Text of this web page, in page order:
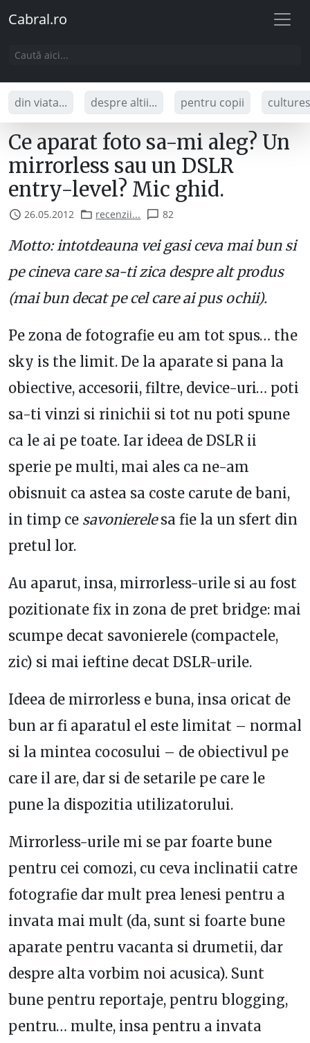
Cabral.ro
din viata... despre altii... pentru copii
Ce aparat foto sa-mi aleg? Un
mirrorless sau un DSLR
entry-level? Mic ghid.
26.05.2012 recenzii... 82
Motto: intotdeauna vei gasi ceva mai bun si
pe cineva care sa-ti zica despre alt produs
(mai bun decat pe cel care ai pus ochii).
Pe zona de fotografie eu am tot spus… the
sky is the limit. De la aparate si pana la
obiective, accesorii, filtre, device-uri… poti
sa-ti vinzi si rinichii si tot nu poti spune
ca le ai pe toate. Iar ideea de DSLR ii
sperie pe multi, mai ales ca ne-am
obisnuit ca astea sa coste carute de bani,
in timp ce savonierelesa fie la un sfert din
pretul lor.
Au aparut, insa, mirrorless-urile si au fost
pozitionate fix in zona de pret bridge: mai
scumpe decat savonierele (compactele,
zic) si mai ieftine decat DSLR-urile.
Ideea de mirrorless e buna, insa oricat de
bun ar fi aparatul el este limitat – normal
si la mintea cocosului – de obiectivul pe
care il are, dar si de setarile pe care le
pune la dispozitia utilizatorului.
Mirrorless-urile mi se par foarte bune
pentru cei comozi, cu ceva inclinatii catre
fotografie dar mult prea lenesi pentru a
invata mai mult (da, sunt si foarte bune
aparate pentru vacanta si drumetii, dar
despre alta vorbim noi acusica). Sunt
bune pentru reportaje, pentru blogging,
pentru… multe, insa pentru a invata